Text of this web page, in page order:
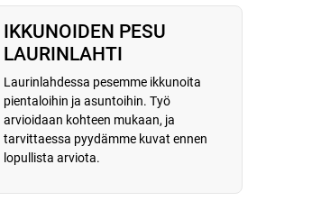
IKKUNOIDEN PESU
LAURINLAHTI
Laurinlahdessa pesemme ikkunoita
pientaloihin ja asuntoihin. Työ
arvioidaan kohteen mukaan, ja
tarvittaessa pyydämme kuvat ennen
lopullista arviota.